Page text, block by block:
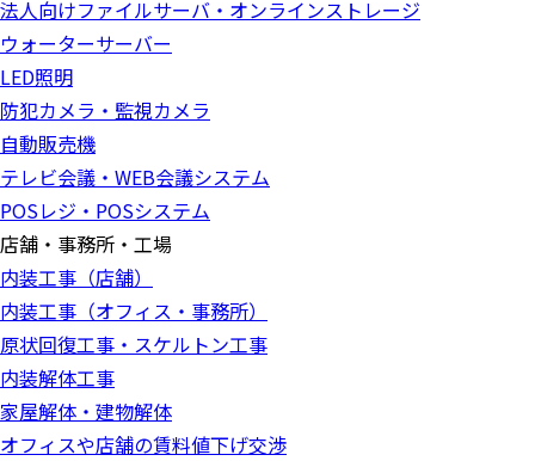
法人向けファイルサーバ・オンラインストレージ
ウォーターサーバー
LED照明
防犯カメラ・監視カメラ
自動販売機
テレビ会議・WEB会議システム
POSレジ・POSシステム
店舗・事務所・工場
内装工事（店舗）
内装工事（オフィス・事務所）
原状回復工事・スケルトン工事
内装解体工事
家屋解体・建物解体
オフィスや店舗の賃料値下げ交渉